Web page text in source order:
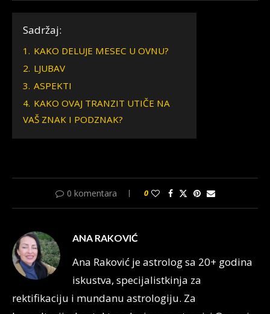
Sadržaj:
1. KAKO DELUJE MESEC U OVNU?
2. LJUBAV
3. ASPEKTI
4. KAKO OVAJ TRANZIT UTIČE NA
VAŠ ZNAK I PODZNAK?
0 komentara 0
ANA RAKOVIĆ
Ana Raković je astrolog sa 20+ godina
iskustva, specijalistkinja za
rektifikaciju i mundanu astrologiju. Za